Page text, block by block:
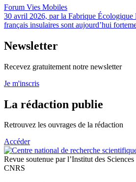
Forum Vies Mobiles
30 avril 2026, par la Fabrique Écologique
français insulaires sont aujourd’hui
Newsletter
Recevez gratuitement notre newsletter
Je m'inscris
La rédaction publie
Retrouvez les ouvrages de la rédaction
Accéder
Revue soutenue par l’Institut des
CNRS